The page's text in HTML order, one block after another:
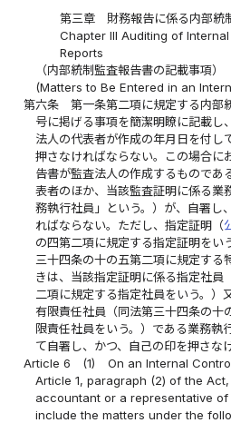
第三章 財務報告に係る内部統
Chapter III Auditing of
Reports
（内部統制監査報告書の記載事項）
(Matters to Be Entered in an
第六条
第一条第二項に規定する内部
号に掲げる事項を簡潔明瞭に記載し
法人の代表者が作成の年月日を付し
押さなければならない。この場合に
告書が監査法人の作成するものであ
表者のほか、当該監査証明に係る業
務執行社員」という。）が、自署し
ればならない。ただし、指定証明（
の四第二項に規定する指定証明をい
三十四条の十の五第二項に規定する
きは、当該指定証明に係る指定社員
二項に規定する指定社員をいう。）
有限責任社員（同法第三十四条の十
限責任社員をいう。）である業務執
て自署し、かつ、自己の印を押さな
Article 6
(1)
On an Internal
Article 1, paragraph (2) of the
accountant or a representative
include the matters under the